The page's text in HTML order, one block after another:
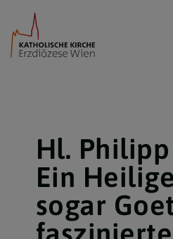
Hl.
Ein
sogar